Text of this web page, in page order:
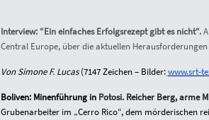
Interview: “Ein einfaches Erfolgsrezept gibt es nicht“.
Central Europe, über die aktuellen
Von Simone F. Lucas (7147Zeichen – Bilder:www.srt-
Boliven: Minenführung in Potosi. Reicher Berg, arme
Grubenarbeiter im „Cerro Rico“, dem mörderischen